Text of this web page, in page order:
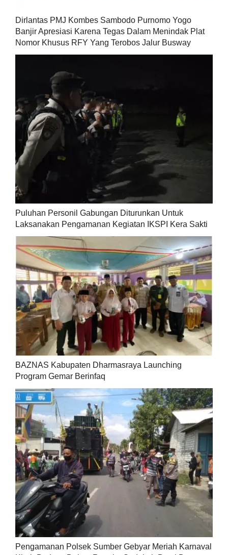
Dirlantas PMJ Kombes Sambodo Purnomo Yogo
Banjir Apresiasi Karena Tegas Dalam Menindak Plat
Nomor Khusus RFY Yang Terobos Jalur Busway
Puluhan Personil Gabungan Diturunkan Untuk
Laksanakan Pengamanan Kegiatan IKSPI Kera Sakti
BAZNAS Kabupaten Dharmasraya Launching
Program Gemar Berinfaq
Pengamanan Polsek Sumber Gebyar Meriah Karnaval